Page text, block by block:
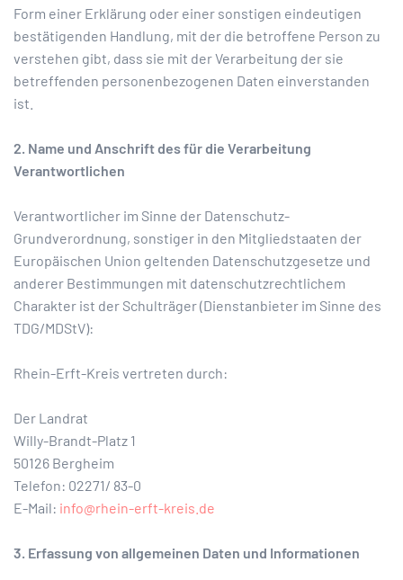
Form einer Erklärung oder einer sonstigen eindeutigen
bestätigenden Handlung, mit der die betroffene Person zu
verstehen gibt, dass sie mit der Verarbeitung der sie
betreffenden personenbezogenen Daten einverstanden
ist.
2. Name und Anschrift des für die Verarbeitung
Verantwortlichen
Verantwortlicher im Sinne der Datenschutz-
Grundverordnung, sonstiger in den Mitgliedstaaten der
Europäischen Union geltenden Datenschutzgesetze und
anderer Bestimmungen mit datenschutzrechtlichem
Charakter ist der Schulträger (Dienstanbieter im Sinne des
TDG/MDStV):
Rhein-Erft-Kreis vertreten durch:
Der Landrat
Willy-Brandt-Platz 1
50126 Bergheim
Telefon: 02271/ 83-0
E-Mail: info@rhein-erft-kreis.de
3. Erfassung von allgemeinen Daten und Informationen